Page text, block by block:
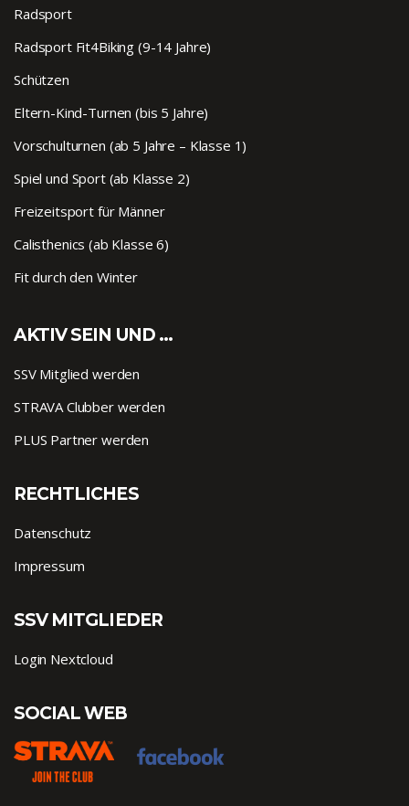
Radsport
Radsport Fit4Biking (9-14 Jahre)
Schützen
Eltern-Kind-Turnen (bis 5 Jahre)
Vorschulturnen (ab 5 Jahre – Klasse 1)
Spiel und Sport (ab Klasse 2)
Freizeitsport für Männer
Calisthenics (ab Klasse 6)
Fit durch den Winter
AKTIV SEIN UND …
SSV Mitglied werden
STRAVA Clubber werden
PLUS Partner werden
RECHTLICHES
Datenschutz
Impressum
SSV MITGLIEDER
Login Nextcloud
SOCIAL WEB